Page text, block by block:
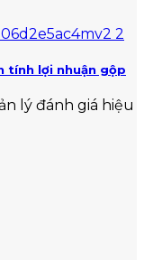
tính lợi nhuận gộp
lý đánh giá hiệu